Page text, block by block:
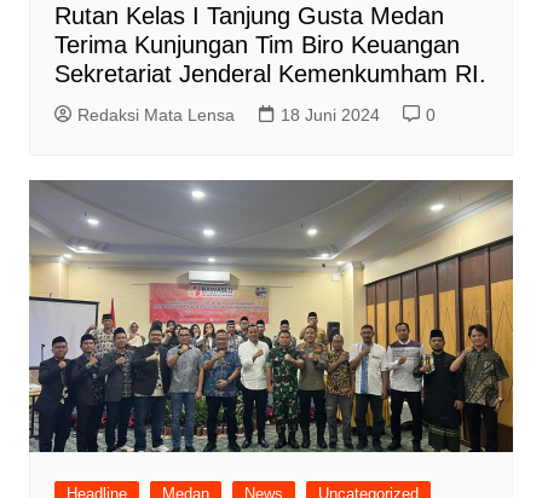
Rutan Kelas I Tanjung Gusta Medan
Terima Kunjungan Tim Biro Keuangan
Sekretariat Jenderal Kemenkumham RI.
Redaksi Mata Lensa 18 Juni 2024 0
Headline Medan News Uncategorized